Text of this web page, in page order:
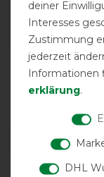
Reißfestigkeit
deiner
Interesses
Zustimmung
jederzeit
Informationen
erklärung.
DHL